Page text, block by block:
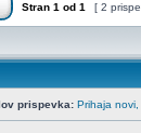
Stran 1 od 1 [ 2
prispevka: Prihaja novi,